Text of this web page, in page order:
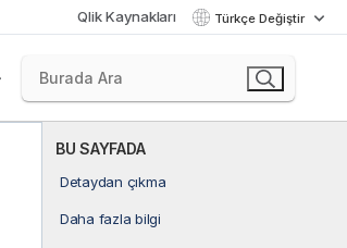
Qlik Kaynakları Türkçe Değiştir
BU SAYFADA
Detaydan çıkma
Daha fazla bilgi